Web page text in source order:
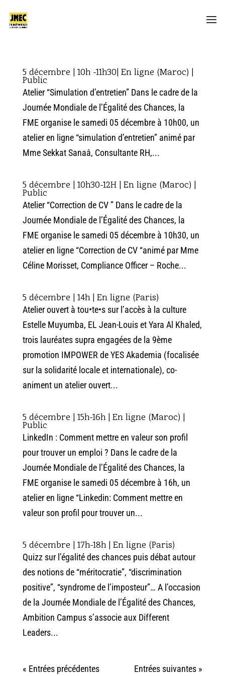
5 décembre | 10h -11h30| En ligne (Maroc) |
Public
Atelier “Simulation d’entretien” Dans le cadre de la
Journée Mondiale de l’Égalité des Chances, la
FME organise le samedi 05 décembre à 10h00, un
atelier en ligne “simulation d’entretien” animé par
Mme Sekkat Sanaâ, Consultante RH,...
5 décembre | 10h30-12H | En ligne (Maroc) |
Public
Atelier “Correction de CV ” Dans le cadre de la
Journée Mondiale de l’Égalité des Chances, la
FME organise le samedi 05 décembre à 10h30, un
atelier en ligne “Correction de CV “animé par Mme
Céline Morisset, Compliance Officer – Roche...
5 décembre | 14h | En ligne (Paris)
Atelier ouvert à tou•te•s sur l’accès à la culture
Estelle Muyumba, EL Jean-Louis et Yara Al Khaled,
trois lauréates supra engagées de la 9ème
promotion IMPOWER de YES Akademia (focalisée
sur la solidarité locale et internationale), co-
animent un atelier ouvert...
5 décembre | 15h-16h | En ligne (Maroc) |
Public
LinkedIn : Comment mettre en valeur son profil
pour trouver un emploi ? Dans le cadre de la
Journée Mondiale de l’Égalité des Chances, la
FME organise le samedi 05 décembre à 16h, un
atelier en ligne “Linkedin: Comment mettre en
valeur son profil pour trouver un...
5 décembre | 17h-18h | En ligne (Paris)
Quizz sur l’égalité des chances puis débat autour
des notions de “méritocratie”, “discrimination
positive”, “syndrome de l’imposteur”… A l’occasion
de la Journée Mondiale de l’Égalité des Chances,
Ambition Campus s’associe aux Different
Leaders...
« Entrées précédentes Entrées suivantes »